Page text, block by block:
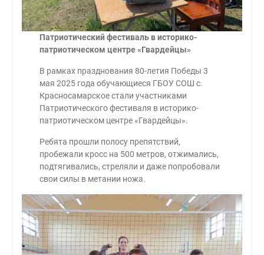
Патриотический фестиваль в историко-
патриотическом центре «Гвардейцы»
В рамках празднования 80-летия Победы 3
мая 2025 года обучающиеся ГБОУ СОШ с.
Красносамарское стали участниками
Патриотического фестиваля в историко-
патриотическом центре «Гвардейцы».
Ребята прошли полосу препятствий,
пробежали кросс на 500 метров, отжимались,
подтягивались, стреляли и даже попробовали
свои силы в метании ножа.